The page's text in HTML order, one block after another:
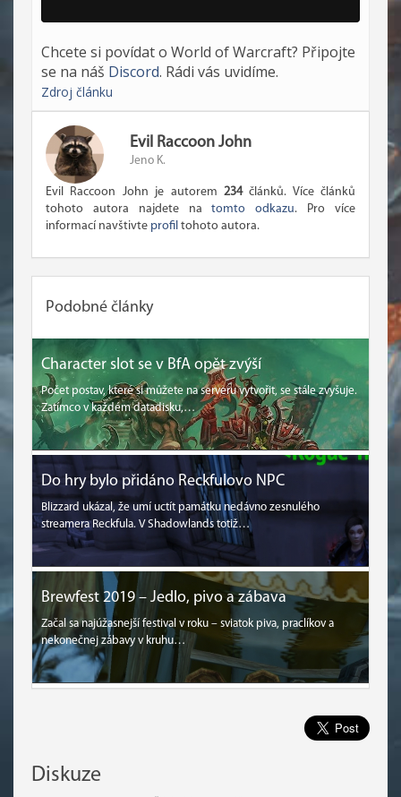
Chcete si povídat o World of Warcraft? Připojte
se na náš Discord. Rádi vás uvidíme.
Zdroj článku
Evil Raccoon John
Jeno K.
Evil Raccoon John je autorem 234článků. Více článků
tohoto autora najdete natomto odkazu. Pro více
informací navštivte profil tohoto autora.
Podobné články
Character slot se v BfA opět zvýší
Počet postav, které si můžete na serveru vytvořit, se stále zvyšuje.
Zatímco v každém datadisku,…
Do hry bylo přidáno Reckfulovo NPC
Blizzard ukázal, že umí uctít památku nedávno zesnulého
streamera Reckfula. V Shadowlands totiž…
Brewfest 2019 – Jedlo, pivo a zábava
Začal sa najúžasnejší festival v roku – sviatok piva, praclíkov a
nekonečnej zábavy v kruhu…
Diskuze